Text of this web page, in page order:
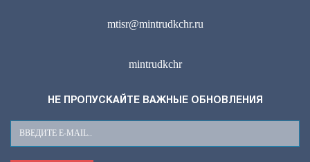
mtisr@mintrudkchr.ru
mintrudkchr
НЕ ПРОПУСКАЙТЕ ВАЖНЫЕ ОБНОВЛЕНИЯ
Ваш
E-